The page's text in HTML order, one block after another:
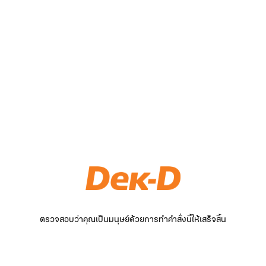
ตรวจสอบว่าคุณเป็นมนุษย์ด้วยการทำคำสั่งนี้ให้เสร็จสิ้น